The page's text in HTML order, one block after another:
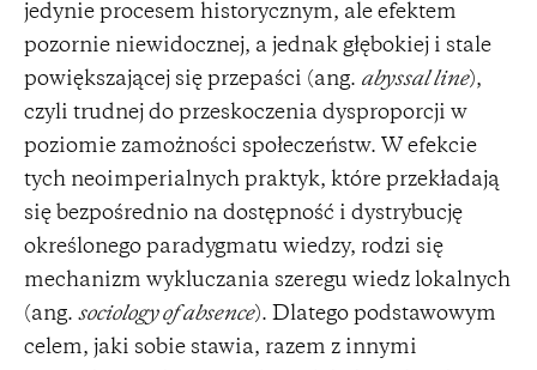
jedynie procesem historycznym, ale efektem
pozornie niewidocznej, a jednak głębokiej i stale
powiększającej się przepaści (ang. abyssal line),
czyli trudnej do przeskoczenia dysproporcji w
poziomie zamożności społeczeństw. W efekcie
tych neoimperialnych praktyk, które przekładają
się bezpośrednio na dostępność i dystrybucję
określonego paradygmatu wiedzy, rodzi się
mechanizm wykluczania szeregu wiedz lokalnych
(ang. sociology of absence). Dlatego podstawowym
celem, jaki sobie stawia, razem z innymi